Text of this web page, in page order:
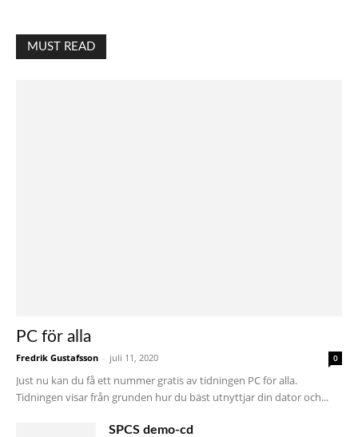
MUST READ
PC för alla
Fredrik Gustafsson - juli 11, 2020 0
Just nu kan du få ett nummer gratis av tidningen PC för alla.
Tidningen visar från grunden hur du bäst utnyttjar din dator och...
SPCS demo-cd